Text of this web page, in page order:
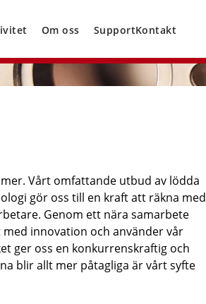
Om oss SupportKontakt
Vårt omfattande utbud av lödda
gör oss till en kraft att räkna med
Genom ett nära samarbete
innovation och använder vår
ger oss en konkurrenskraftig och
blir allt mer påtagliga är vårt syfte